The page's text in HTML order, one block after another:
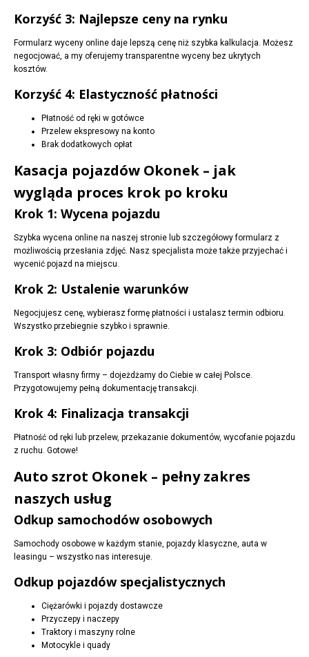
Korzyść 3: Najlepsze ceny na rynku
Formularz wyceny online daje lepszą cenę niż szybka kalkulacja. Możesz
negocjować, a my oferujemy transparentne wyceny bez ukrytych
kosztów.
Korzyść 4: Elastyczność płatności
Płatność od ręki w gotówce
Przelew ekspresowy na konto
Brak dodatkowych opłat
Kasacja pojazdów Okonek – jak
wygląda proces krok po kroku
Krok 1: Wycena pojazdu
Szybka wycena online na naszej stronie lub szczegółowy formularz z
możliwością przesłania zdjęć. Nasz specjalista może także przyjechać i
wycenić pojazd na miejscu.
Krok 2: Ustalenie warunków
Negocjujesz cenę, wybierasz formę płatności i ustalasz termin odbioru.
Wszystko przebiegnie szybko i sprawnie.
Krok 3: Odbiór pojazdu
Transport własny firmy – dojeżdżamy do Ciebie w całej Polsce.
Przygotowujemy pełną dokumentację transakcji.
Krok 4: Finalizacja transakcji
Płatność od ręki lub przelew, przekazanie dokumentów, wycofanie pojazdu
z ruchu. Gotowe!
Auto szrot Okonek – pełny zakres
naszych usług
Odkup samochodów osobowych
Samochody osobowe w każdym stanie, pojazdy klasyczne, auta w
leasingu – wszystko nas interesuje.
Odkup pojazdów specjalistycznych
Ciężarówki i pojazdy dostawcze
Przyczepy i naczepy
Traktory i maszyny rolne
Motocykle i quady